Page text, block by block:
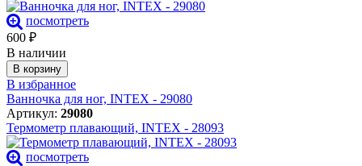
посмотреть
600 ₽
В наличии
В корзину
В избранное
Ванночка для ног, INTEX - 29080
Артикул: 29080
Термометр плавающий, INTEX - 28093
посмотреть